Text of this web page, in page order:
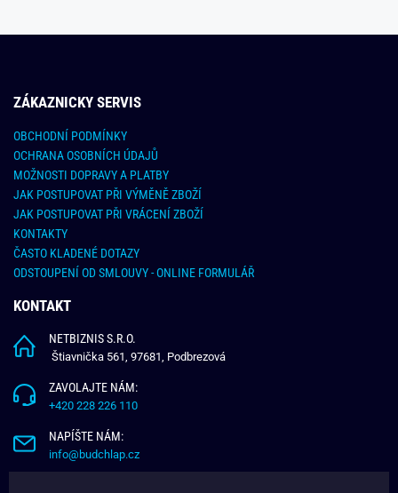
ZÁKAZNICKY SERVIS
OBCHODNÍ PODMÍNKY
OCHRANA OSOBNÍCH ÚDAJŮ
MOŽNOSTI DOPRAVY A PLATBY
JAK POSTUPOVAT PŘI VÝMĚNĚ ZBOŽÍ
JAK POSTUPOVAT PŘI VRÁCENÍ ZBOŽÍ
KONTAKTY
ČASTO KLADENÉ DOTAZY
ODSTOUPENÍ OD SMLOUVY - ONLINE FORMULÁŘ
KONTAKT
NETBIZNIS S.R.O.
Štiavnička 561, 97681, Podbrezová
ZAVOLAJTE NÁM:
+420 228 226 110
NAPÍŠTE NÁM:
info@budchlap.cz